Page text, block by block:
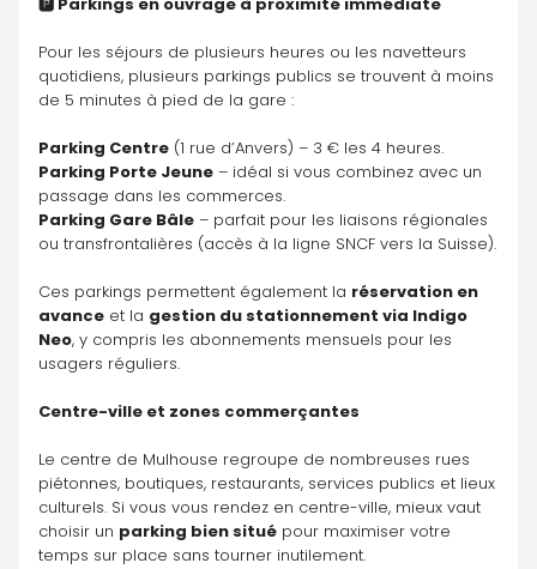
Pour les séjours de plusieurs heures ou les navetteurs
quotidiens, plusieurs parkings publics se trouvent à moins
de 5 minutes à pied de la gare :
Parking Centre (1 rue d’Anvers) – 3 € les 4 heures.
Parking Porte Jeune – idéal si vous combinez avec un
passage dans les commerces.
Parking Gare Bâle – parfait pour les liaisons régionales
ou transfrontalières (accès à la ligne SNCF vers la Suisse).
Ces parkings permettent également la réservation en
avance et la gestion du stationnement via Indigo
Neo, y compris les abonnements mensuels pour les
usagers réguliers.
Centre-ville et zones commerçantes
Le centre de Mulhouse regroupe de nombreuses rues
piétonnes, boutiques, restaurants, services publics et lieux
culturels. Si vous vous rendez en centre-ville, mieux vaut
choisir un parking bien situé pour maximiser votre
temps sur place sans tourner inutilement.